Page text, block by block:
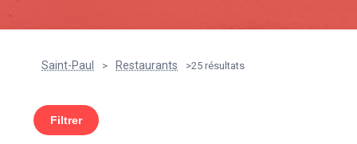
Saint-Paul > Restaurants >25 résultats
Filtrer